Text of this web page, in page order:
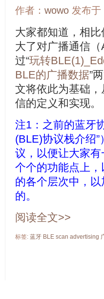
作者： wowo 发布于
大家都知道，相
大了对广播通信
过“玩转
BLE的广播数据”
文将依此为基础
信的定义和实现。
注1：之前的蓝牙
(BLE)协议栈介绍
议，以便让大家
个个的功能点上
的各个层次中，
的。
阅读全文>>
标签: 蓝牙 BLE scan advertising